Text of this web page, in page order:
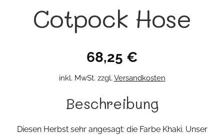
Cotpock Hose
68,25 €
inkl. MwSt. zzgl. Versandkosten
Beschreibung
Diesen Herbst sehr angesagt: die Farbe Khaki. Unser